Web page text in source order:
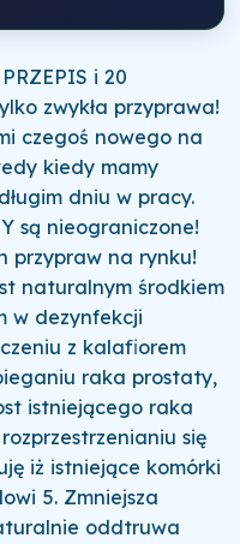
i 20
zwykła przyprawa!
czegoś nowego na
kiedy mamy
dniu w pracy.
są nieograniczone!
przypraw na rynku!
naturalnym środkiem
w dezynfekcji
z kalafiorem
raka prostaty,
istniejącego raka
się
iż istniejące komórki
5. Zmniejsza
oddtruwa